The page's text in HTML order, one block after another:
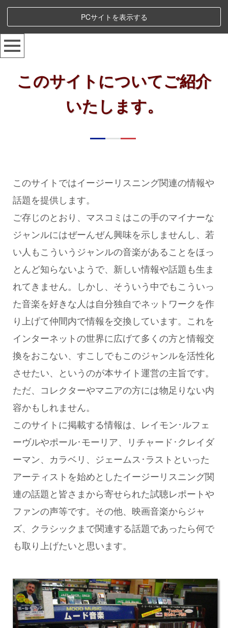
PCサイトを表示する
このサイトについてご紹介
いたします。
このサイトではイージーリスニング関連の情報や
話題を提供します。
ご存じのとおり、マスコミはこの手のマイナーな
ジャンルにはぜーんぜん興味を示しませんし、若
い人もこういうジャンルの音楽があることをほっ
とんど知らないようで、新しい情報や話題も生ま
れてきません。しかし、そういう中でもこういっ
た音楽を好きな人は自分独自でネットワークを作
り上げて仲間内で情報を交換しています。これを
インターネットの世界に広げて多くの方と情報交
換をおこない、すこしでもこのジャンルを活性化
させたい、というのが本サイト運営の主旨です。
ただ、コレクターやマニアの方には物足りない内
容かもしれません。
このサイトに掲載する情報は、レイモン･ルフェ
ーヴルやポール･モーリア、リチャード･クレイダ
ーマン、カラベリ、ジェームス･ラストといった
アーティストを始めとしたイージーリスニング関
連の話題と皆さまから寄せられた試聴レポートや
ファンの声等です。その他、映画音楽からジャ
ズ、クラシックまで関連する話題であったら何で
も取り上げたいと思います。